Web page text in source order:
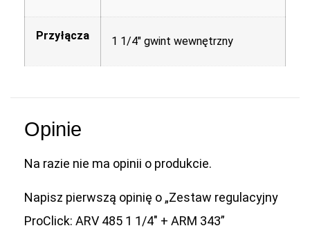
Przyłącza 1 1/4" gwint wewnętrzny
Opinie
Na razie nie ma opinii o produkcie.
Napisz pierwszą opinię o „Zestaw regulacyjny
ProClick: ARV 485 1 1/4″ + ARM 343”